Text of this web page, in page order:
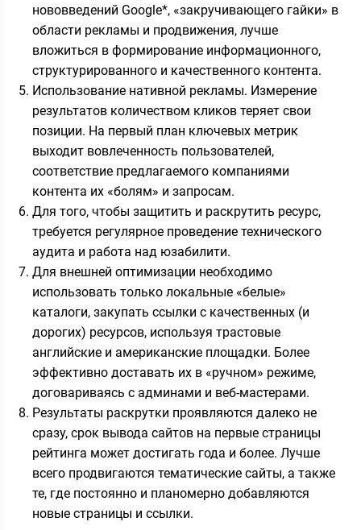
нововведений Google*, «закручивающего гайки» в
области рекламы и продвижения, лучше
вложиться в формирование информационного,
структурированного и качественного контента.
Использование нативной рекламы. Измерение
результатов количеством кликов теряет свои
позиции. На первый план ключевых метрик
выходит вовлеченность пользователей,
соответствие предлагаемого компаниями
контента их «болям» и запросам.
Для того, чтобы защитить и раскрутить ресурс,
требуется регулярное проведение технического
аудита и работа над юзабилити.
Для внешней оптимизации необходимо
использовать только локальные «белые»
каталоги, закупать ссылки с качественных (и
дорогих) ресурсов, используя трастовые
английские и американские площадки. Более
эффективно доставать их в «ручном» режиме,
договариваясь с админами и веб-мастерами.
Результаты раскрутки проявляются далеко не
сразу, срок вывода сайтов на первые страницы
рейтинга может достигать года и более. Лучше
всего продвигаются тематические сайты, а также
те, где постоянно и планомерно добавляются
новые страницы и ссылки.